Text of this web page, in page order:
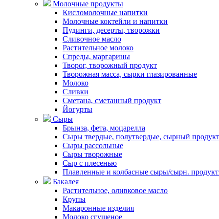
Молочные продукты
Кисломолочные напитки
Молочные коктейли и напитки
Пудинги, десерты, творожки
Сливочное масло
Растительное молоко
Спреды, маргарины
Творог, творожный продукт
Творожная масса, сырки глазированные
Молоко
Сливки
Сметана, сметанный продукт
Йогурты
Сыры
Брынза, фета, моцарелла
Сыры твердые, полутвердые, сырный продукт
Сыры рассольные
Сыры творожные
Сыр с плесенью
Плавленные и колбасные сыры/сырн.
Бакалея
Растительное, оливковое масло
Крупы
Макаронные изделия
Молоко сгущеное